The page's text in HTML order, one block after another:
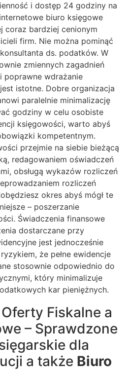
i dostęp 24 godziny na
biuro księgowe
coraz bardziej cenionym
firm. Nie można pominąć
ds. podatków. W
zmiennych zagadnień
poprawne wdrażanie
istotne. Dobre organizacja
paralelnie minimalizację
godziny w celu osobiste
księgowości, warto abyś
kompetentnym.
przejmie na siebie bieżącą
redagowaniem oświadczeń
obsługą wykazów rozliczeń
rozliczeń
okres abyś mógł te
– poszerzanie
Świadczenia finansowe
dostarczane przy
jest jednocześnie
że pełne ewidencje
stosownie odpowiednio do
który minimalizuje
kar pieniężnych.
Fiskalne a
– Sprawdzone
dla
a także Biuro